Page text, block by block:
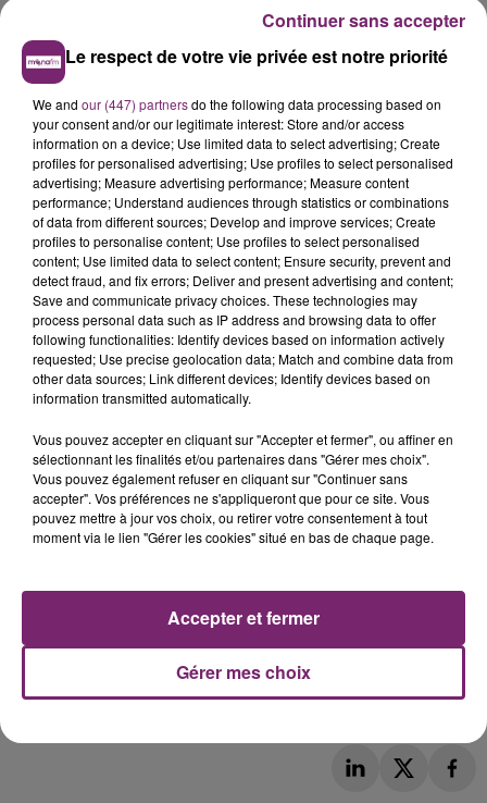
Temps plein - 35h/semaine - CDD de
3 mois.
⇒Ce poste est accessible aux personnes
reconnues "Travailleur Handicapé".
Pour plus d'informations et postuler :Rendez-vous
sur le site Internetfr.indeed.com.
Le respect de votre vie privée est notre priorité
We and our (447) partnersdo the following data processing based on
your consent and/or our legitimate interest: Store and/or access
information on a device; Use limited data to select advertising; Create
profiles for personalised advertising; Use profiles to select personalised
advertising; Measure advertising performance; Measure content
performance; Understand audiences through statistics or combinations
of data from different sources; Develop and improve services; Create
profiles to personalise content; Use profiles to select personalised
content; Use limited data to select content; Ensure security, prevent and
detect fraud, and fix errors; Deliver and present advertising and content;
Save and communicate privacy choices. These technologies may
process personal data such as IP address and browsing data to offer
following functionalities: Identify devices based on information actively
requested; Use precise geolocation data; Match and combine data from
other data sources; Link different devices; Identify devices based on
information transmitted automatically.
Vous pouvez accepter en cliquant sur "Accepter et fermer", ou affiner en
sélectionnant les finalités et/ou partenaires dans "Gérer mes choix".
Vous pouvez également refuser en cliquant sur "Continuer sans
accepter". Vos préférences ne s'appliqueront que pour ce site. Vous
pouvez mettre à jour vos choix, ou retirer votre consentement à tout
moment via le lien "Gérer les cookies" situé en bas de chaque page.
Gérer mes choix
Accepter et fermer
Continuer sans accepter